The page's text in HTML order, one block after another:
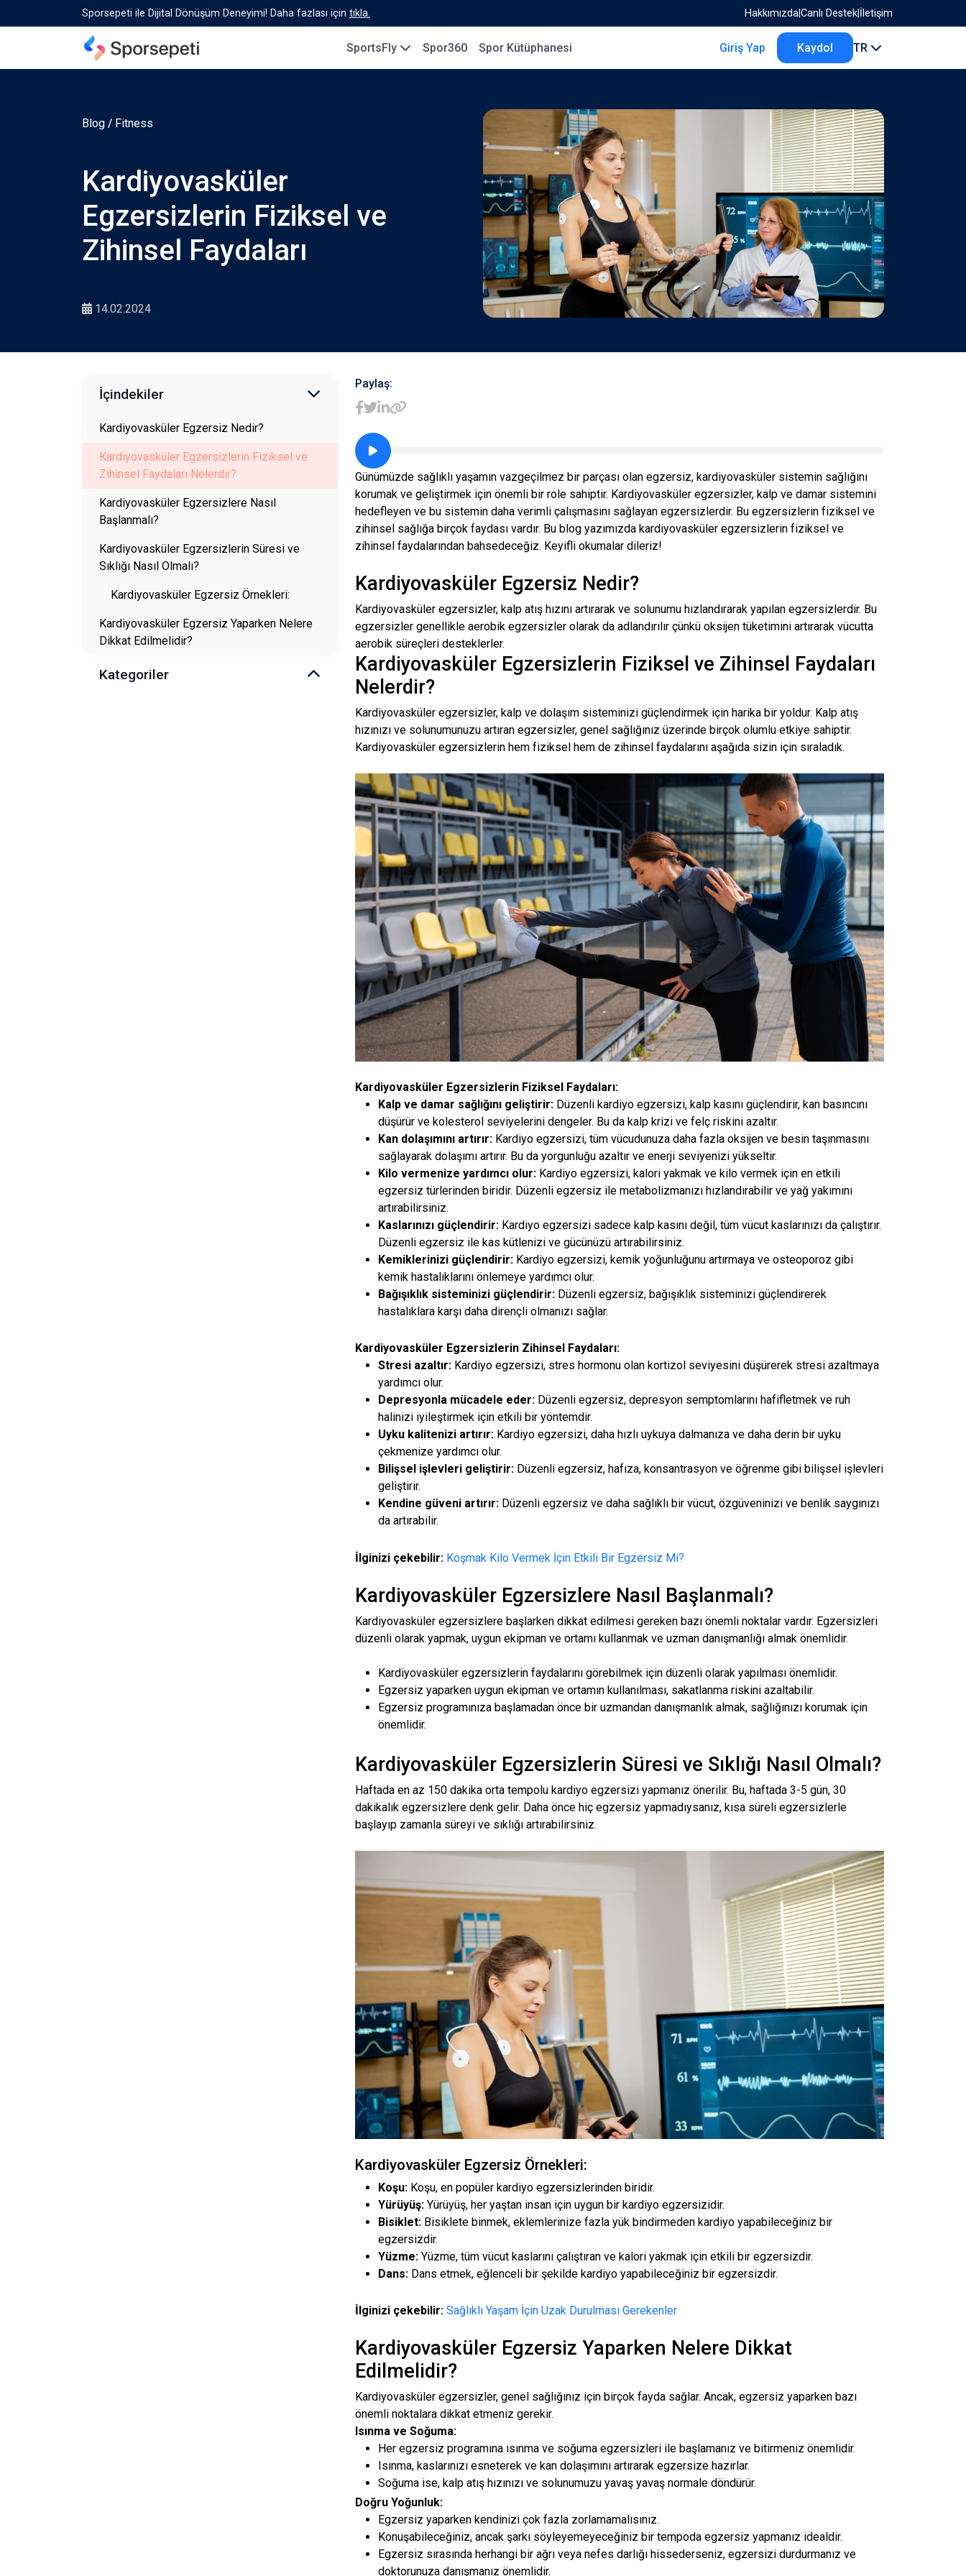
Sporsepeti ile Dijital Dönüşüm Deneyimi! Daha fazlası için tıkla. HakkımızdaCanlı Destek İletişim
SportsFly Spor360 Spor Kütüphanesi Giriş Yap Kaydol TR
Blog / Fitness
Kardiyovasküler
Egzersizlerin Fiziksel ve
Zihinsel Faydaları
14.02.2024
İçindekiler
Kardiyovasküler Egzersiz Nedir?
Kardiyovasküler Egzersizlerin Fiziksel ve
Zihinsel Faydaları Nelerdir?
Kardiyovasküler Egzersizlere Nasıl
Başlanmalı?
Kardiyovasküler Egzersizlerin Süresi ve
Sıklığı Nasıl Olmalı?
Kardiyovasküler Egzersiz Örnekleri:
Kardiyovasküler Egzersiz Yaparken Nelere
Dikkat Edilmelidir?
Kategoriler
Paylaş:
Günümüzde sağlıklı yaşamın vazgeçilmez bir parçası olan egzersiz, kardiyovasküler sistemin sağlığını
korumak ve geliştirmek için önemli bir role sahiptir. Kardiyovasküler egzersizler, kalp ve damar sistemini
hedefleyen ve bu sistemin daha verimli çalışmasını sağlayan egzersizlerdir. Bu egzersizlerin fiziksel ve
zihinsel sağlığa birçok faydası vardır. Bu blog yazımızda kardiyovasküler egzersizlerin fiziksel ve
zihinsel faydalarından bahsedeceğiz. Keyifli okumalar dileriz!
Kardiyovasküler Egzersiz Nedir?
Kardiyovasküler egzersizler, kalp atış hızını artırarak ve solunumu hızlandırarak yapılan egzersizlerdir. Bu
egzersizler genellikle aerobik egzersizler olarak da adlandırılır çünkü oksijen tüketimini artırarak vücutta
aerobik süreçleri desteklerler.
Kardiyovasküler Egzersizlerin Fiziksel ve Zihinsel Faydaları
Nelerdir?
Kardiyovasküler egzersizler, kalp ve dolaşım sisteminizi güçlendirmek için harika bir yoldur. Kalp atış
hızınızı ve solunumunuzu artıran egzersizler, genel sağlığınız üzerinde birçok olumlu etkiye sahiptir.
Kardiyovasküler egzersizlerin hem fiziksel hem de zihinsel faydalarını aşağıda sizin için sıraladık.
Kardiyovasküler Egzersizlerin Fiziksel Faydaları:
Kalp ve damar sağlığını geliştirir: Düzenli kardiyo egzersizi, kalp kasını güçlendirir, kan basıncını
düşürür ve kolesterol seviyelerini dengeler. Bu da kalp krizi ve felç riskini azaltır.
Kan dolaşımını artırır: Kardiyo egzersizi, tüm vücudunuza daha fazla oksijen ve besin taşınmasını
sağlayarak dolaşımı artırır. Bu da yorgunluğu azaltır ve enerji seviyenizi yükseltir.
Kilo vermenize yardımcı olur: Kardiyo egzersizi, kalori yakmak ve kilo vermek için en etkili
egzersiz türlerinden biridir. Düzenli egzersiz ile metabolizmanızı hızlandırabilir ve yağ yakımını
artırabilirsiniz.
Kaslarınızı güçlendirir: Kardiyo egzersizi sadece kalp kasını değil, tüm vücut kaslarınızı da çalıştırır.
Düzenli egzersiz ile kas kütlenizi ve gücünüzü artırabilirsiniz.
Kemiklerinizi güçlendirir: Kardiyo egzersizi, kemik yoğunluğunu artırmaya ve osteoporoz gibi
kemik hastalıklarını önlemeye yardımcı olur.
Bağışıklık sisteminizi güçlendirir: Düzenli egzersiz, bağışıklık sisteminizi güçlendirerek
hastalıklara karşı daha dirençli olmanızı sağlar.
Kardiyovasküler Egzersizlerin Zihinsel Faydaları:
Stresi azaltır: Kardiyo egzersizi, stres hormonu olan kortizol seviyesini düşürerek stresi azaltmaya
yardımcı olur.
Depresyonla mücadele eder: Düzenli egzersiz, depresyon semptomlarını hafifletmek ve ruh
halinizi iyileştirmek için etkili bir yöntemdir.
Uyku kalitenizi artırır: Kardiyo egzersizi, daha hızlı uykuya dalmanıza ve daha derin bir uyku
çekmenize yardımcı olur.
Bilişsel işlevleri geliştirir: Düzenli egzersiz, hafıza, konsantrasyon ve öğrenme gibi bilişsel işlevleri
geliştirir.
Kendine güveni artırır: Düzenli egzersiz ve daha sağlıklı bir vücut, özgüveninizi ve benlik saygınızı
da artırabilir.
İlginizi çekebilir: Koşmak Kilo Vermek İçin Etkili Bir Egzersiz Mi?
Kardiyovasküler Egzersizlere Nasıl Başlanmalı?
Kardiyovasküler egzersizlere başlarken dikkat edilmesi gereken bazı önemli noktalar vardır. Egzersizleri
düzenli olarak yapmak, uygun ekipman ve ortamı kullanmak ve uzman danışmanlığı almak önemlidir.
Kardiyovasküler egzersizlerin faydalarını görebilmek için düzenli olarak yapılması önemlidir.
Egzersiz yaparken uygun ekipman ve ortamın kullanılması, sakatlanma riskini azaltabilir.
Egzersiz programınıza başlamadan önce bir uzmandan danışmanlık almak, sağlığınızı korumak için
önemlidir.
Kardiyovasküler Egzersizlerin Süresi ve Sıklığı Nasıl Olmalı?
Haftada en az 150 dakika orta tempolu kardiyo egzersizi yapmanız önerilir. Bu, haftada 3-5 gün, 30
dakikalık egzersizlere denk gelir. Daha önce hiç egzersiz yapmadıysanız, kısa süreli egzersizlerle
başlayıp zamanla süreyi ve sıklığı artırabilirsiniz.
Kardiyovasküler Egzersiz Örnekleri:
Koşu: Koşu, en popüler kardiyo egzersizlerinden biridir.
Yürüyüş: Yürüyüş, her yaştan insan için uygun bir kardiyo egzersizidir.
Bisiklet: Bisiklete binmek, eklemlerinize fazla yük bindirmeden kardiyo yapabileceğiniz bir
egzersizdir.
Yüzme: Yüzme, tüm vücut kaslarını çalıştıran ve kalori yakmak için etkili bir egzersizdir.
Dans: Dans etmek, eğlenceli bir şekilde kardiyo yapabileceğiniz bir egzersizdir.
İlginizi çekebilir: Sağlıklı Yaşam İçin Uzak Durulması Gerekenler
Kardiyovasküler Egzersiz Yaparken Nelere Dikkat
Edilmelidir?
Kardiyovasküler egzersizler, genel sağlığınız için birçok fayda sağlar. Ancak, egzersiz yaparken bazı
önemli noktalara dikkat etmeniz gerekir.
Isınma ve Soğuma:
Her egzersiz programına ısınma ve soğuma egzersizleri ile başlamanız ve bitirmeniz önemlidir.
Isınma, kaslarınızı esneterek ve kan dolaşımını artırarak egzersize hazırlar.
Soğuma ise, kalp atış hızınızı ve solunumuzu yavaş yavaş normale döndürür.
Doğru Yoğunluk:
Egzersiz yaparken kendinizi çok fazla zorlamamalısınız.
Konuşabileceğiniz, ancak şarkı söyleyemeyeceğiniz bir tempoda egzersiz yapmanız idealdir.
Egzersiz sırasında herhangi bir ağrı veya nefes darlığı hissederseniz, egzersizi durdurmanız ve
doktorunuza danışmanız önemlidir.